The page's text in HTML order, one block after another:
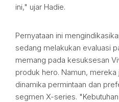
ini," ujar Hadie.
Pernyataan ini
sedang melakukan evaluasi
memang pada kesuksesan
produk hero. Namun,
dinamika permintaan dan
segmen X-series.